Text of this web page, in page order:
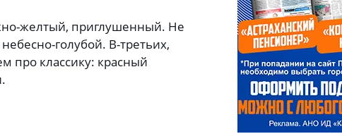
желтый, приглушенный. Не
голубой. В-третьих,
про классику: красный